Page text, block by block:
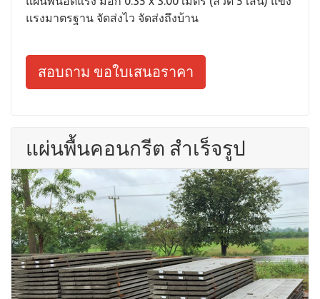
แรงมาตรฐาน จัดส่งไว จัดส่งถึงบ้าน
สอบถาม ขอใบเสนอราคา
แผ่นพื้นคอนกรีต สำเร็จรูป